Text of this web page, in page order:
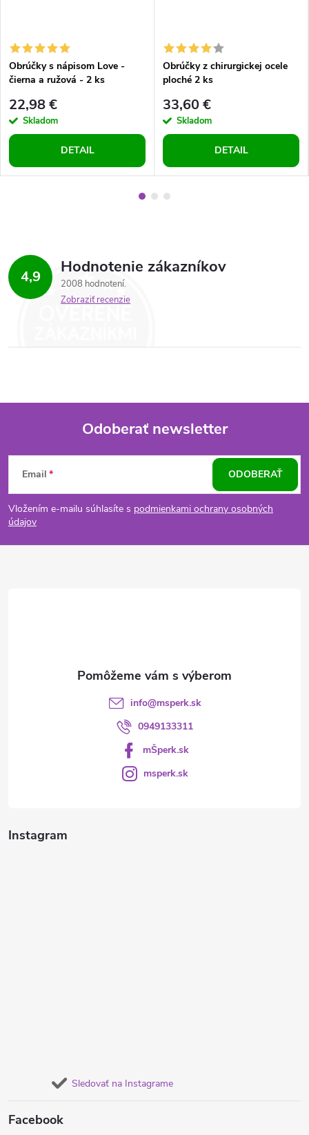
Obrúčky s nápisom Love -
čierna a ružová - 2 ks
22,98 €
Skladom
DETAIL
Obrúčky z chirurgickej ocele
ploché 2 ks
33,60 €
Skladom
DETAIL
4,9 Hodnotenie zákazníkov
2008 hodnotení
Zobraziť recenzie
Z
á
p
Odoberať newsletter
Email
Vložením e-mailu súhlasíte s podmienkami ochrany osobných
údajov
ODOBERAŤ
Instagram
Sledovať na Instagrame
info@msperk.sk
0949133311
mŠperk.sk
msperk.sk
Facebook